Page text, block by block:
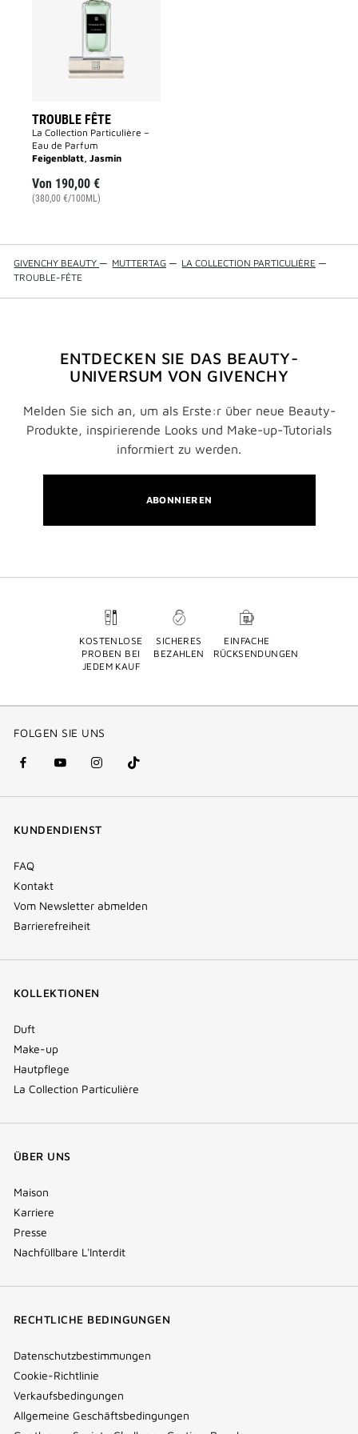
TROUBLE FÊTE
La Collection Particulière –
Eau de Parfum
Feigenblatt, Jasmin
Von 190,00 €
(380,00 €/100ML)
GIVENCHY BEAUTY — MUTTERTAG — LA COLLECTION PARTICULIÈRE —
TROUBLE-FÊTE
ENTDECKEN SIE DAS BEAUTY-
UNIVERSUM VON GIVENCHY
Melden Sie sich an, um als Erste:r über neue Beauty-
Produkte, inspirierende Looks und Make-up-Tutorials
informiert zu werden.
ABONNIEREN
KOSTENLOSE
PROBEN BEI
JEDEM KAUF
SICHERES
BEZAHLEN
EINFACHE
RÜCKSENDUNGEN
FOLGEN SIE UNS
facebook
(new
youtube
(new
instagram
(new
Tik
Tok
KUNDENDIENST
FAQ
Kontakt
Vom Newsletter abmelden
Barrierefreiheit
KOLLEKTIONEN
Duft
Make-up
Hautpflege
La Collection Particulière
ÜBER UNS
Maison
Karriere
Presse
Nachfüllbare L'Interdit
RECHTLICHE BEDINGUNGEN
Datenschutzbestimmungen
Cookie-Richtlinie
Verkaufsbedingungen
Allgemeine Geschäftsbedingungen